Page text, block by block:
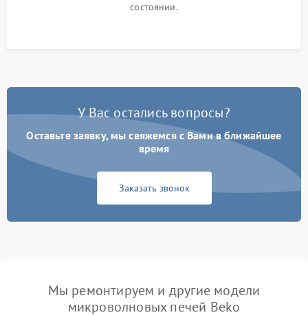
состоянии.
У Вас остались вопросы?
Оставьте заявку, мы свяжемся с Вами в ближайшее
время
Заказать звонок
Мы ремонтируем и другие модели
микроволновых печей Beko